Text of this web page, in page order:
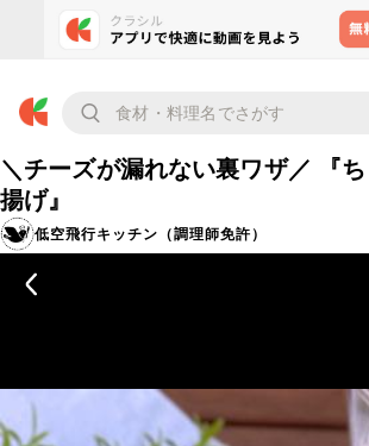
＼チーズが漏れない裏ワザ／ 『
揚げ』
低空飛行キッチン（調理師免許）